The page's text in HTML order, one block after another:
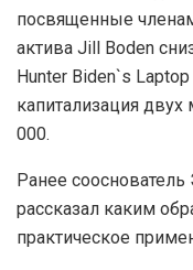
посвященные
актива Jill Boden
Hunter Biden`s
капитализация
000.
Ранее
рассказал каким
практическое